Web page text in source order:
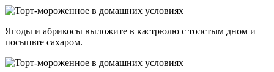
Ягоды и абрикосы выложите в кастрюлю с толстым дном и
посыпьте сахаром.